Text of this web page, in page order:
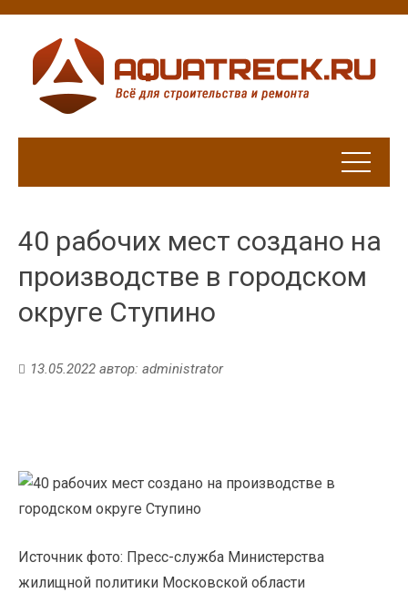
40 рабочих мест создано на
производстве в городском
округе Ступино
13.05.2022 автор: administrator
Источник фото: Пресс-служба Министерства
жилищной политики Московской области